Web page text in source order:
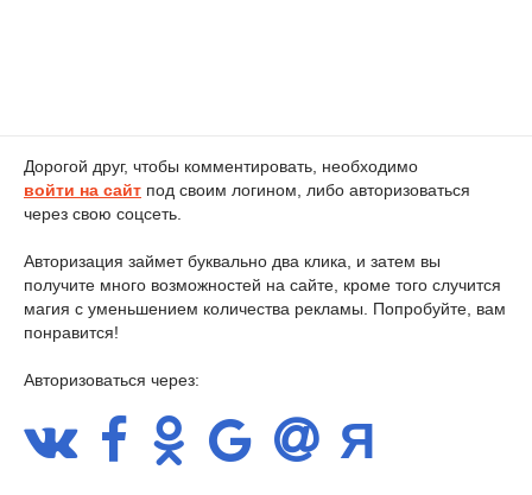
Дорогой друг, чтобы комментировать, необходимо
войти на сайт под своим логином, либо авторизоваться
через свою соцсеть.
Авторизация займет буквально два клика, и затем вы
получите много возможностей на сайте, кроме того случится
магия с уменьшением количества рекламы. Попробуйте, вам
понравится!
Авторизоваться через: